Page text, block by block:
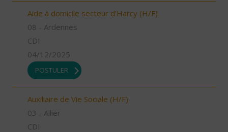
Aide à domicile secteur d'Harcy (H/F)
08 - Ardennes
CDI
04/12/2025
POSTULER
Auxiliaire de Vie Sociale (H/F)
03 - Allier
CDI